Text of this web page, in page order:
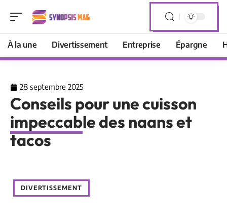
À la une Divertissement Entreprise Épargne
28 septembre 2025
Conseils pour une cuisson
impeccable des naans et
tacos
DIVERTISSEMENT